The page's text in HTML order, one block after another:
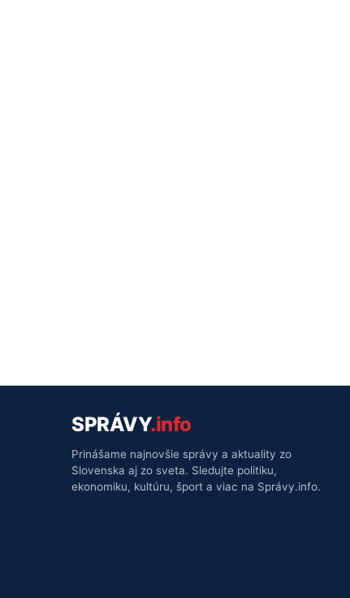
SPRÁVY.info
Prinášame najnovšie správy a aktuality zo
Slovenska aj zo sveta. Sledujte politiku,
ekonomiku, kultúru, šport a viac na Správy.info.